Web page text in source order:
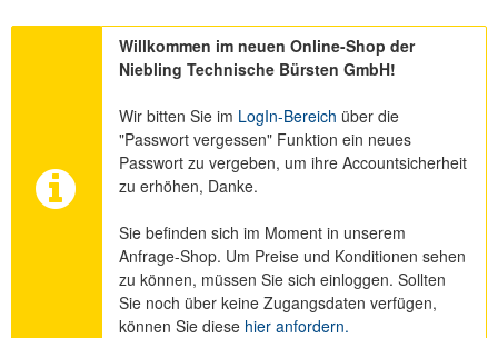
Willkommen im neuen Online-Shop der
Niebling Technische Bürsten GmbH!
Wir bitten Sie im LogIn-Bereich über die
"Passwort vergessen" Funktion ein neues
Passwort zu vergeben, um ihre Accountsicherheit
zu erhöhen, Danke.
Sie befinden sich im Moment in unserem
Anfrage-Shop. Um Preise und Konditionen sehen
zu können, müssen Sie sich einloggen. Sollten
Sie noch über keine Zugangsdaten verfügen,
können Sie diese hier anfordern.